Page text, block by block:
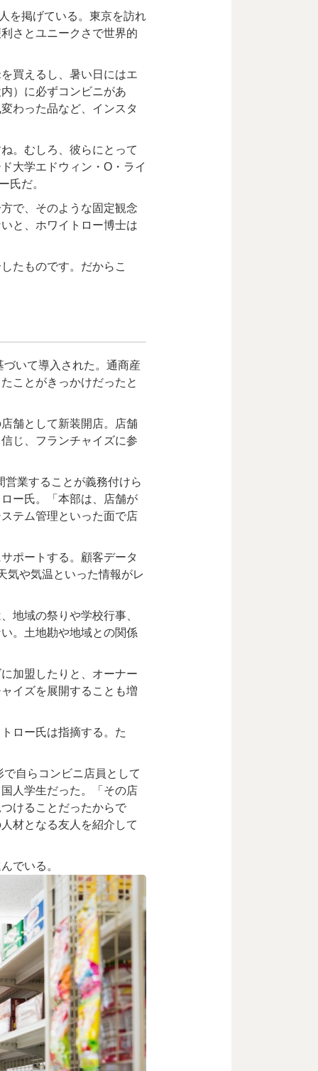
を掲げている。東京を訪れ
さとユニークさで世界的
買えるし、暑い日にはエ
）に必ずコンビニがあ
わった品など、インスタ
。むしろ、彼らにとって
大学エドウィン・O・ライ
氏だ。
で、そのような固定観念
と、ホワイトロー博士は
たものです。だからこ
いて導入された。通商産
ことがきっかけだったと
舗として新装開店。店舗
じ、フランチャイズに参
業することが義務付けら
ー氏。「本部は、店舗が
テム管理といった面で店
ポートする。顧客データ
気や気温といった情報がレ
地域の祭りや学校行事、
。土地勘や地域との関係
加盟したりと、オーナー
イズを展開することも増
ロー氏は指摘する。た
自らコンビニ店員として
人学生だった。「その店
けることだったからで
材となる友人を紹介して
でいる。